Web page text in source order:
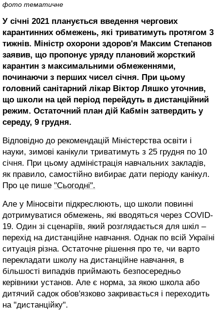
фото тематичне
У січні 2021 планується введення чергових
карантинних обмежень, які триватимуть протягом 3
тижнів. Міністр охорони здоров'я Максим Степанов
заявив, що пропонує уряду плановий жорсткий
карантин з максимальними обмеженнями,
починаючи з перших чисел січня. При цьому
головний санітарний лікар Віктор Ляшко уточнив,
що школи на цей період перейдуть в дистанційний
режим. Остаточний план дій Кабмін затвердить у
середу, 9 грудня.
Відповідно до рекомендацій Міністерства освіти і
науки, зимові канікули триватимуть з 25 грудня по 10
січня. При цьому адміністрація навчальних закладів,
як правило, самостійно вибирає дати періоду канікул.
Про це пише "Сьогодні".
Але у Міносвіти підкреслюють, що школи повинні
дотримуватися обмежень, які вводяться через COVID-
19. Один зі сценаріїв, який розглядається для шкіл –
перехід на дистанційне навчання. Однак по всій Україні
ситуація різна. Остаточне рішення про те, чи варто
перекладати школу на дистанційне навчання, в
більшості випадків приймають безпосередньо
керівники установ. Але є норма, за якою школа або
дитячий садок обов'язково закривається і переходить
на "дистанційку".